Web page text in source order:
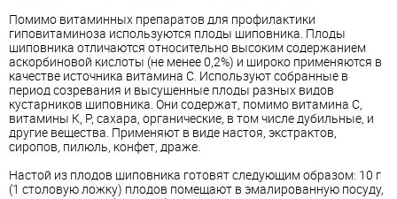
Помимо витаминных препаратов для профилактики
гиповитаминоза используются плоды шиповника. Плоды
шиповника отличаются относительно высоким содержанием
аскорбиновой кислоты (не менее 0,2%) и широко применяются в
качестве источника витамина С. Используют собранные в
период созревания и высушенные плоды разных видов
кустарников шиповника. Они содержат, помимо витамина С,
витамины К, Р, сахара, органические, в том числе дубильные, и
другие вещества. Применяют в виде настоя, экстрактов,
сиропов, пилюль, конфет, драже.
Настой из плодов шиповника готовят следующим образом: 10 г
(1 столовую ложку) плодов помещают в эмалированную посуду,